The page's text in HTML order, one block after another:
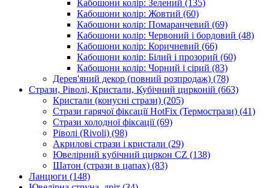
Кабошони колір: Зелений (135)
Кабошони колір: Жовтий (60)
Кабошони колір: Помаранчевий (69)
Кабошони колір: Червоний і бордовий (48)
Кабошони колір: Коричневий (66)
Кабошони колір: Білий і прозорий (60)
Кабошони колір: Чорний і сірий (83)
Дерев'яний декор (повний розпродаж) (78)
Стрази, Ріволі, Кристали, Кубічний цирконій (663)
Кристали (конусні стрази) (205)
Стрази гарячої фіксації HotFix (Термострази) (41)
Стрази холодної фіксації(69)
Ріволі (Rivoli) (98)
Акрилові стрази і кристали (29)
Ювелірний кубічний циркон CZ (138)
Шатон (стрази в цапах) (83)
Ланцюги (148)